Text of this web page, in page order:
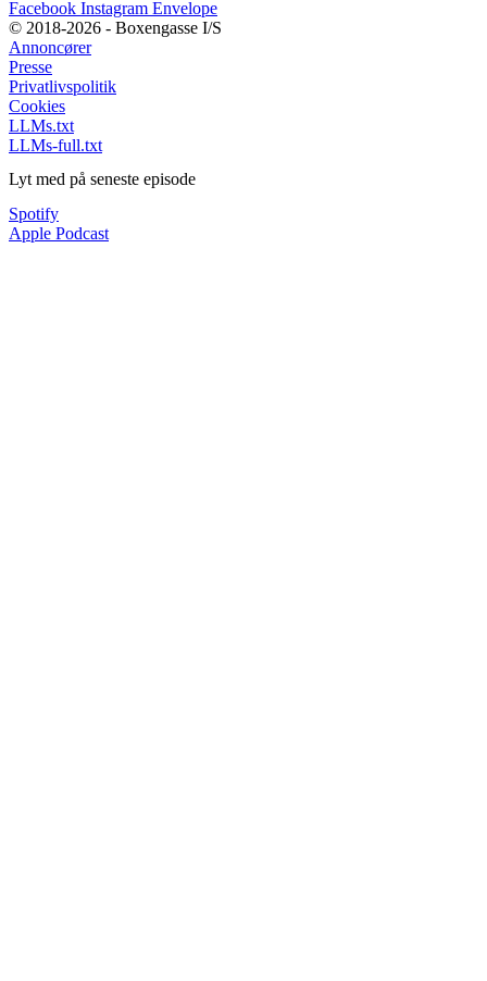
Facebook Instagram Envelope
© 2018-2026 - Boxengasse I/S
Annoncører
Presse
Privatlivspolitik
Cookies
LLMs.txt
LLMs-full.txt
Lyt med på seneste episode
Spotify
Apple Podcast